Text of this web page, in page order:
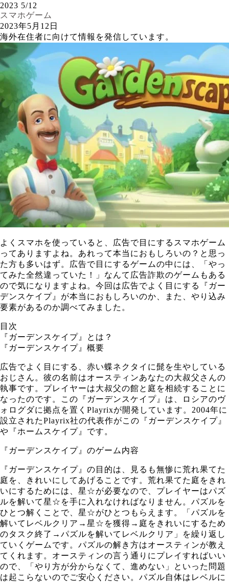
2023 5/12
スマホゲーム
2023年5月12日
海外在住者に向けて情報を発信しています。
よくスマホを使っていると、広告で目にするスマホゲーム
ってありますよね。あれって本当におもしろいの？と思っ
た方も多いはず。広告で目にするゲームの中には、「やっ
てみた全然違っていた！」なんて広告詐欺のゲームもある
ので気になりますよね。今回は広告でよく目にする『ガー
デンスケイプ』が本当におもしろいのか、また、やり込み
要素があるのか調べてみました。
目次
『ガーデンスケイプ』とは？
『ガーデンスケイプ』概要
広告でよく目にする、赤い蝶ネクタイに髭を生やしている
おじさん。彼の名前はオースティンあなたの大叔父さんの
執事です。プレイヤーは大叔父の館と庭を相続することに
なったのです。この『ガーデンスケイプ』は、ロシアのヴ
ォログダに拠点を置くPlayrixが開発しています。2004年に
設立されたPlayrix社の代表作がこの『ガーデンスケイプ』
や『ホームスケイプ』です。
『ガーデンスケイプ』のゲーム内容
『ガーデンスケイプ』の目的は、見るも無惨に荒れ果てた
庭を、きれいにしてあげることです。荒れ果てた庭をきれ
いにするためには、星☆が必要なので、プレイヤーはパズ
ルを解いて星☆を手に入れなければなりません。パズルを
ひとつ解くことで、星☆がひとつもらえます。「パズルを
解いてレベルクリア→星☆を獲得→庭をきれいにするため
のタスク終了→パズルを解いてレベルクリア」を繰り返し
ていくゲームです。パズルの解き方はオースティンが教え
てくれます。オースティンの言う通りにプレイすればいい
ので、「やり方が分からなくて、進めない」といった問題
は起こらないのでご安心ください。パズル自体はレベルに